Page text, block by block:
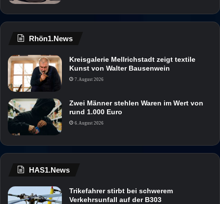
Rhön1.News
Kreisgalerie Mellrichstadt zeigt textile
Kunst von Walter Bausenwein
7. August 2026
Zwei Männer stehlen Waren im Wert von
rund 1.000 Euro
6. August 2026
HAS1.News
Trikefahrer stirbt bei schwerem
Verkehrsunfall auf der B303